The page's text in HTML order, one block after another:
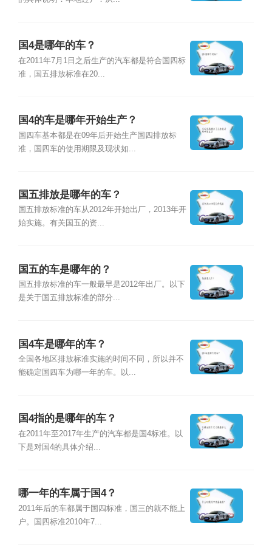
国4是哪年的车？
在2011年7月1日之后生产的汽车都是符合国四标
准，国五排放标准在20...
国4的车是哪年开始生产？
国四车基本都是在09年后开始生产国四排放标
准，国四车的使用期限及现状如...
国五排放是哪年的车？
国五排放标准的车从2012年开始出厂，2013年开
始实施。有关国五的资...
国五的车是哪年的？
国五排放标准的车一般最早是2012年出厂。以下
是关于国五排放标准的部分...
国4车是哪年的车？
全国各地区排放标准实施的时间不同，所以并不
能确定国四车为哪一年的车。以...
国4指的是哪年的车？
在2011年至2017年生产的汽车都是国4标准。以
下是对国4的具体介绍...
哪一年的车属于国4？
2011年后的车都属于国四标准，国三的就不能上
户。国四标准2010年7...